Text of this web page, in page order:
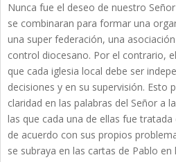
Nunca fue el deseo de nuestro
se combinaran para formar una
una super federación, una
control diocesano. Por el contrario,
que cada iglesia local debe ser
decisiones y en su supervisión. Esto
claridad en las palabras del Señor a
las que cada una de ellas fue
de acuerdo con sus propios
se subraya en las cartas de Pablo